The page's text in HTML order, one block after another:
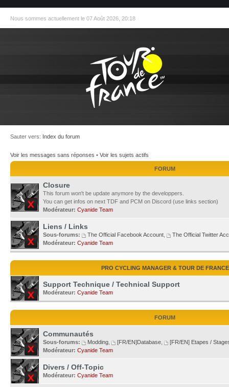
Nous sommes actuellement le 07 Août 2026, 20:18
Sauter vers: Index du forum
Voir les messages sans réponses • Voir les sujets actifs
FORUM
Closure
This forum won't be update anymore by the developpers.
You can get infos on next TDF and PCM on Discord (use links section)
Modérateur: Cyanide Team
Liens / Links
Sous-forums: The Official Facebook Account
The Official Twitter
Modérateur: Cyanide Team
PRO CYCLING MANAGER & TOUR DE FRANCE
Support Technique / Technical Support
Modérateur: Cyanide Team
FORUM
Communautés
Sous-forums: Modding [FR/EN]Database
[FR/EN] Etapes /
Modérateur: Cyanide Team
Divers / Off-Topic
Modérateur: Cyanide Team